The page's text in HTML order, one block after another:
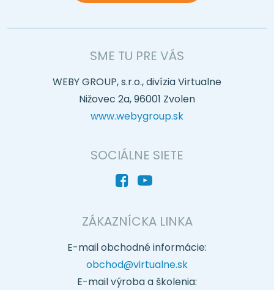
SME TU PRE VÁS
WEBY GROUP, s.r.o., divízia Virtualne
Nižovec 2a, 96001 Zvolen
www.webygroup.sk
SOCIÁLNE SIETE
ZÁKAZNÍCKA LINKA
E-mail obchodné informácie:
obchod@virtualne.sk
E-mail výroba a školenia: